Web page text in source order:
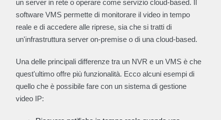
un server in rete o operare come servizio cloud-based. Il
software VMS permette di monitorare il video in tempo
reale e di accedere alle riprese, sia che si tratti di
un'infrastruttura server on-premise o di una cloud-based.
Una delle principali differenze tra un NVR e un VMS è che
quest'ultimo offre più funzionalità. Ecco alcuni esempi di
quello che è possibile fare con un sistema di gestione
video IP: